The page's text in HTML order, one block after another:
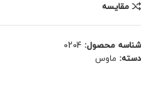
مقایسه
شناسه محصول: 0204
دسته: ماوس